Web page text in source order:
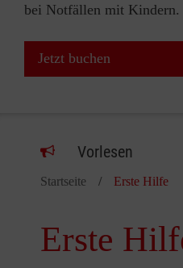
bei Notfällen mit Kindern.
Jetzt buchen
Vorlesen
Startseite Erste Hilfe
Erste